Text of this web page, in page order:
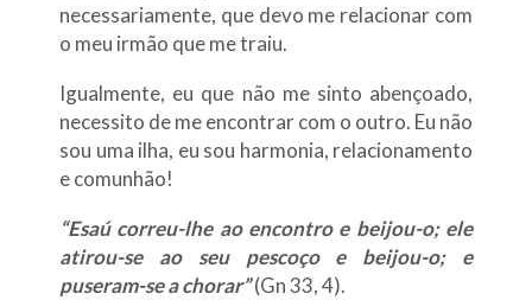
necessariamente, que devo me relacionar com
o meu irmão que me traiu.
Igualmente, eu que não me sinto abençoado,
necessito de me encontrar com o outro. Eu não
sou uma ilha, eu sou harmonia, relacionamento
e comunhão!
“Esaú correu-lhe ao encontro e beijou-o; ele
atirou-se ao seu pescoço e beijou-o; e
puseram-se a chorar”(Gn 33, 4).